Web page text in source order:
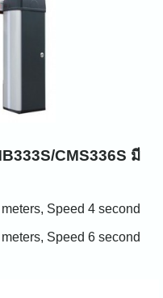
CMS336S มี
Speed 4 second
Speed 6 second